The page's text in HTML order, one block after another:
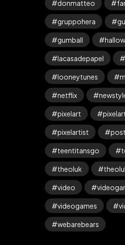
donmatteo
gruppohera
gumball
lacasadepapel
looneytunes
netflix
pixelart
pixelartist
teentitansgo
theoluk
video
videogames
webarebears